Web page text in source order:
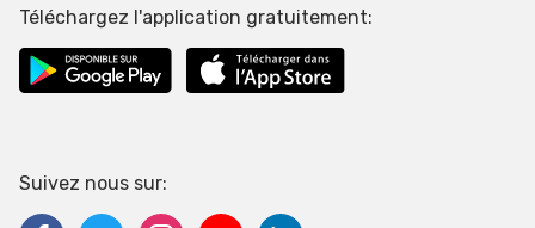
Téléchargez l'application gratuitement:
Suivez nous sur: